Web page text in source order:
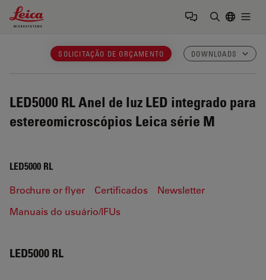
Leica Microsystems Logo
SOLICITAÇÃO DE ORÇAMENTO DOWNLOADS
LED5000 RLAnel de luz LED integrado para
estereomicroscópios Leica série M
LED5000 RL
Brochure or flyer Certificados
Newsletter
Manuais do usuário/IFUs
LED5000 RL